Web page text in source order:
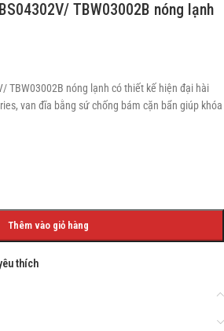
TBW03002B nóng lạnh
TBW03002B nóng lạnh có thiết kế hiện đại hài
van đĩa bằng sứ chống bám cặn bẩn giúp khóa
Thêm vào giỏ hàng
thích